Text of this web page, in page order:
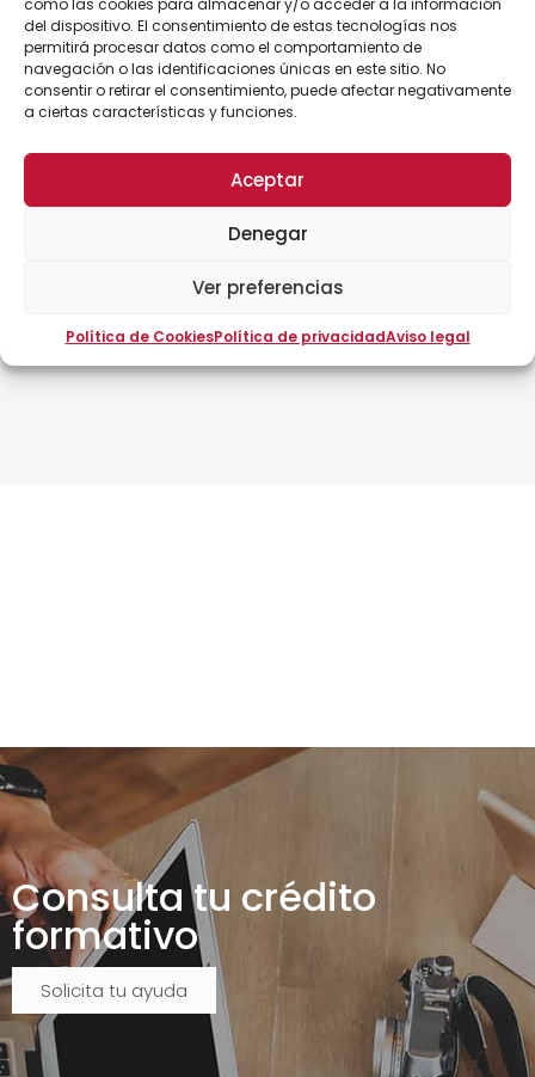
como las cookies para almacenar y/o acceder a la información
del dispositivo. El consentimiento de estas tecnologías nos
permitirá procesar datos como el comportamiento de
navegación o las identificaciones únicas en este sitio. No
consentir o retirar el consentimiento, puede afectar negativamente
a ciertas características y funciones.
Aceptar
Denegar
Ver preferencias
Política de CookiesPolítica de privacidadAviso legal
Tema 11. El comercio electrónico e Internet en el
comercio internacional.
PONENTES
Licenciado en Management internacional por ESMA.
Dedicado a la formación empresarial de gerentes y
gestión empresarial, comercio internacional, y
Consulta tu crédito
formativo
Solicita tu ayuda